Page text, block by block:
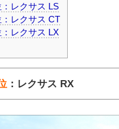
レクサス LS
レクサス CT
レクサス LX
：レクサス RX